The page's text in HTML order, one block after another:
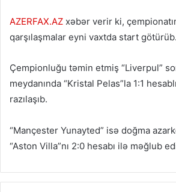
AZERFAX.AZ xəbər verir ki,
qarşılaşmalar eyni vaxtda start götürüb.
Çempionluğu təmin etmiş “Liverpul”
meydanında “Kristal Pelas”la 1:1
razılaşıb.
“Mançester Yunayted” isə doğma
“Aston Villa”nı 2:0 hesabı ilə məğlub